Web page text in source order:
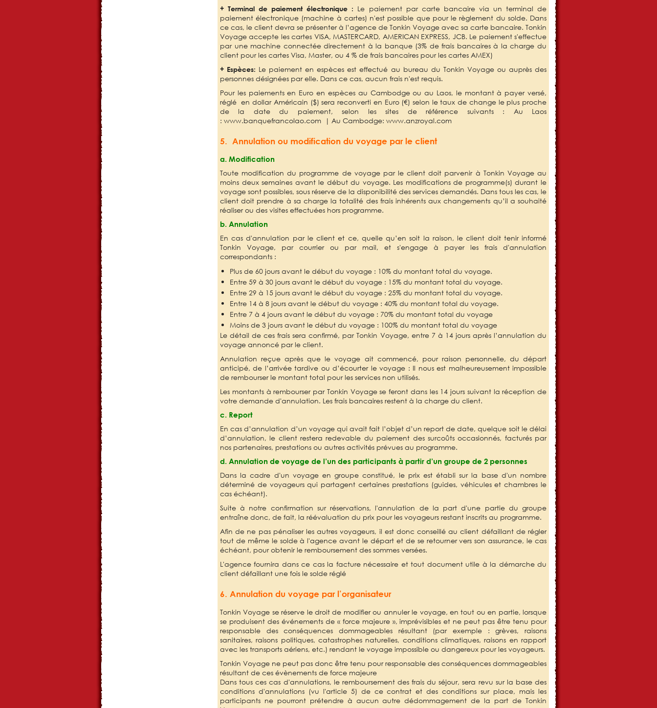
+ Terminal de paiement électronique : Le paiement par carte bancaire via un terminal de
paiement électronique (machine à cartes) n'est possible que pour le règlement du solde. Dans
ce cas, le client devra se présenter à l’agence de Tonkin Voyage avec sa carte bancaire. Tonkin
Voyage accepte les cartes VISA, MASTERCARD, AMERICAN EXPRESS, JCB. Le paiement s'effectue
par une machine connectée directement à la banque (3% de frais bancaires à la charge du
client pour les cartes Visa, Master, ou 4 % de frais bancaires pour les cartes AMEX)
+ Espèces: Le paiement en espèces est effectué au bureau du Tonkin Voyage ou auprès des
personnes désignées par elle. Dans ce cas, aucun frais n'est requis.
Pour les paiements en Euro en espèces au Cambodge ou au Laos, le montant à payer versé,
réglé en dollar Américain ($) sera reconverti en Euro (€) selon le taux de change le plus proche
de la date du paiement, selon les sites de référence suivants : Au Laos
: www.banquefrancolao.com | Au Cambodge: www.anzroyal.com
5. Annulation ou modification du voyage par le client
a. Modification
Toute modification du programme de voyage par le client doit parvenir à Tonkin Voyage au
moins deux semaines avant le début du voyage. Les modifications de programme(s) durant le
voyage sont possibles, sous réserve de la disponibilité des services demandés. Dans tous les cas, le
client doit prendre à sa charge la totalité des frais inhérents aux changements qu’il a souhaité
réaliser ou des visites effectuées hors programme.
b. Annulation
En cas d'annulation par le client et ce, quelle qu’en soit la raison, le client doit tenir informé
Tonkin Voyage, par courrier ou par mail, et s'engage à payer les frais d'annulation
correspondants :
Plus de 60 jours avant le début du voyage : 10% du montant total du voyage.
Entre 59 à 30 jours avant le début du voyage : 15% du montant total du voyage.
Entre 29 à 15 jours avant le début du voyage : 25% du montant total du voyage.
Entre 14 à 8 jours avant le début du voyage : 40% du montant total du voyage.
Entre 7 à 4 jours avant le début du voyage : 70% du montant total du voyage
Moins de 3 jours avant le début du voyage : 100% du montant total du voyage
Le détail de ces frais sera confirmé, par Tonkin Voyage, entre 7 à 14 jours après l’annulation du
voyage annoncé par le client.
Annulation reçue après que le voyage ait commencé, pour raison personnelle, du départ
anticipé, de l’arrivée tardive ou d’écourter le voyage : Il nous est malheureusement impossible
de rembourser le montant total pour les services non utilisés.
Les montants à rembourser par Tonkin Voyage se feront dans les 14 jours suivant la réception de
votre demande d'annulation. Les frais bancaires restent à la charge du client.
c. Report
En cas d’annulation d’un voyage qui avait fait l’objet d’un report de date, quelque soit le délai
d’annulation, le client restera redevable du paiement des surcoûts occasionnés, facturés par
nos partenaires, prestations ou autres activités prévues au programme.
d. Annulation de voyage de l’un des participants à partir d’un groupe de 2 personnes
Dans la cadre d'un voyage en groupe constitué, le prix est établi sur la base d'un nombre
déterminé de voyageurs qui partagent certaines prestations (guides, véhicules et chambres le
cas échéant).
Suite à notre confirmation sur réservations, l'annulation de la part d'une partie du groupe
entraîne donc, de fait, la réévaluation du prix pour les voyageurs restant inscrits au programme.
Afin de ne pas pénaliser les autres voyageurs, il est donc conseillé au client défaillant de régler
tout de même le solde à l'agence avant le départ et de se retourner vers son assurance, le cas
échéant, pour obtenir le remboursement des sommes versées.
L'agence fournira dans ce cas la facture nécessaire et tout document utile à la démarche du
client défaillant une fois le solde réglé
6. Annulation du voyage par l’organisateur
Tonkin Voyage se réserve le droit de modifier ou annuler le voyage, en tout ou en partie, lorsque
se produisent des événements de « force majeure », imprévisibles et ne peut pas être tenu pour
responsable des conséquences dommageables résultant (par exemple : grèves, raisons
sanitaires, raisons politiques, catastrophes naturelles, conditions climatiques, raisons en rapport
avec les transports aériens, etc.) rendant le voyage impossible ou dangereux pour les voyageurs.
Tonkin Voyage ne peut pas donc être tenu pour responsable des conséquences dommageables
résultant de ces évènements de force majeure
Dans tous ces cas d'annulations, le remboursement des frais du séjour, sera revu sur la base des
conditions d'annulations (vu l'article 5) de ce contrat et des conditions sur place, mais les
participants ne pourront prétendre à aucun autre dédommagement de la part de Tonkin